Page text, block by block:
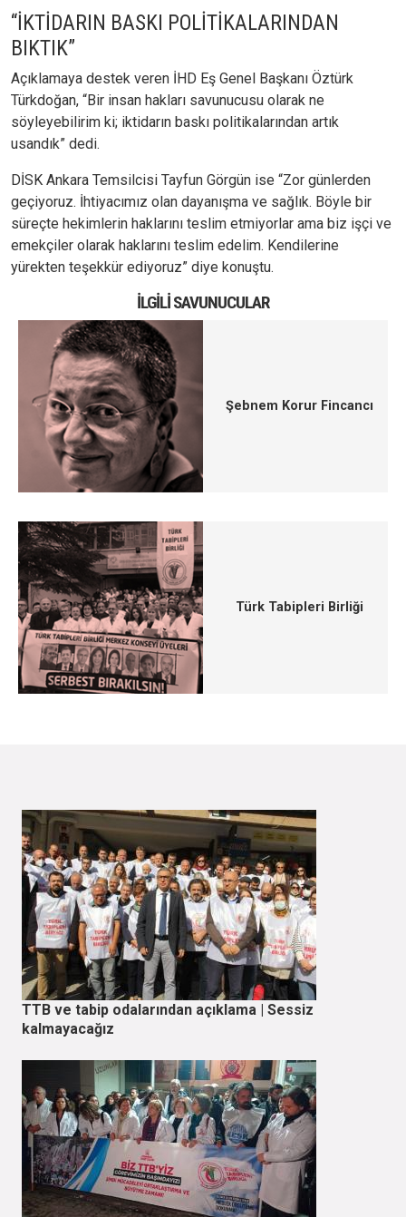
“İKTİDARIN BASKI POLİTİKALARINDAN
BIKTIK”
Açıklamaya destek veren İHD Eş Genel Başkanı Öztürk
Türkdoğan, “Bir insan hakları savunucusu olarak ne
söyleyebilirim ki; iktidarın baskı politikalarından artık
usandık” dedi.
DİSK Ankara Temsilcisi Tayfun Görgün ise “Zor günlerden
geçiyoruz. İhtiyacımız olan dayanışma ve sağlık. Böyle bir
süreçte hekimlerin haklarını teslim etmiyorlar ama biz işçi ve
emekçiler olarak haklarını teslim edelim. Kendilerine
yürekten teşekkür ediyoruz” diye konuştu.
İLGILI SAVUNUCULAR
Şebnem Korur Fincancı
Türk Tabipleri Birliği
TTB ve tabip odalarından açıklama | Sessiz
kalmayacağız